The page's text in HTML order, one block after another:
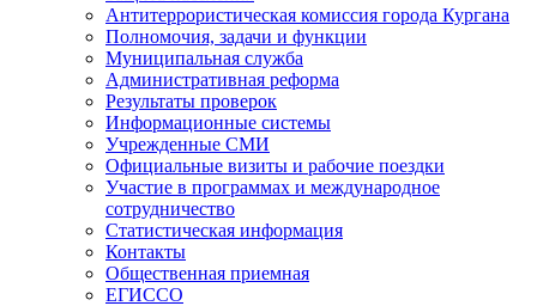
Антитеррористическая комиссия города Кургана
Полномочия, задачи и функции
Муниципальная служба
Административная реформа
Результаты проверок
Информационные системы
Учрежденные СМИ
Официальные визиты и рабочие поездки
Участие в программах и международное
сотрудничество
Статистическая информация
Контакты
Общественная приемная
ЕГИССО